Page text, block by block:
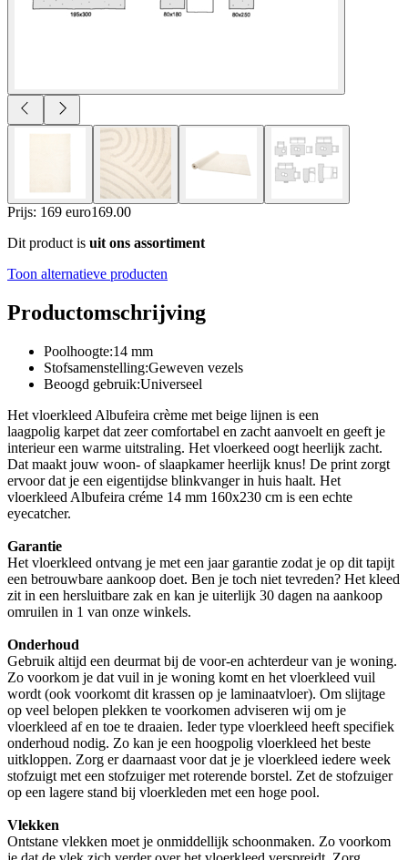
Prijs: 169 euro169.00
Dit product is uit ons assortiment
Toon alternatieve producten
Productomschrijving
Poolhoogte:14 mm
Stofsamenstelling:Geweven vezels
Beoogd gebruik:Universeel
Het vloerkleed Albufeira crème met beige lijnen is een
laagpolig karpet dat zeer comfortabel en zacht aanvoelt en geeft je
interieur een warme uitstraling. Het vloerkeed oogt heerlijk zacht.
Dat maakt jouw woon- of slaapkamer heerlijk knus! De print zorgt
ervoor dat je een eigentijdse blinkvanger in huis haalt. Het
vloerkleed Albufeira créme 14 mm 160x230 cm is een echte
eyecatcher.
Garantie
Het vloerkleed ontvang je met een jaar garantie zodat je op dit tapijt
een betrouwbare aankoop doet. Ben je toch niet tevreden? Het kleed
zit in een hersluitbare zak en kan je uiterlijk 30 dagen na aankoop
omruilen in 1 van onze winkels.
Onderhoud
Gebruik altijd een deurmat bij de voor-en achterdeur van je woning.
Zo voorkom je dat vuil in je woning komt en het vloerkleed vuil
wordt (ook voorkomt dit krassen op je laminaatvloer). Om slijtage
op veel belopen plekken te voorkomen adviseren wij om je
vloerkleed af en toe te draaien. Ieder type vloerkleed heeft specifiek
onderhoud nodig. Zo kan je een hoogpolig vloerkleed het beste
uitkloppen. Zorg er daarnaast voor dat je je vloerkleed iedere week
stofzuigt met een stofzuiger met roterende borstel. Zet de stofzuiger
op een lagere stand bij vloerkleden met een hoge pool.
Vlekken
Ontstane vlekken moet je onmiddellijk schoonmaken. Zo voorkom